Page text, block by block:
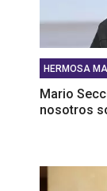
HERMOSA
Mario
nosotros